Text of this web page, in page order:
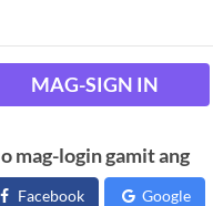
MAG-SIGN IN
o mag-login gamit ang
Facebook Google